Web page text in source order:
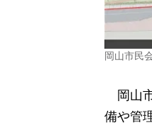
岡山市民
岡山
備や管